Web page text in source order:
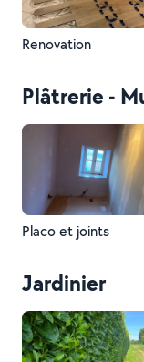
Renovation
Plâtrerie -
Placo et joints
Jardinier